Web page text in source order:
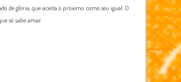
de glória, que aceita o próximo como seu igual. O
só sabe amar.